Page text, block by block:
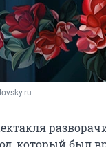
который был